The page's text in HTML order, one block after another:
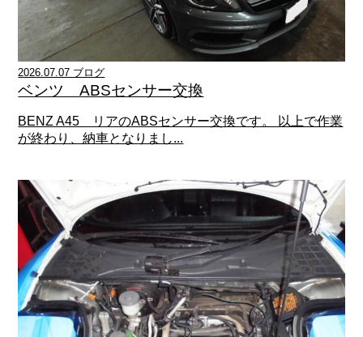
2026.07.07 ブログ
ベンツ ABSセンサー交換
BENZ A45 リアのABSセンサー交換です。 以上で作業
が終わり、納車となりまし...